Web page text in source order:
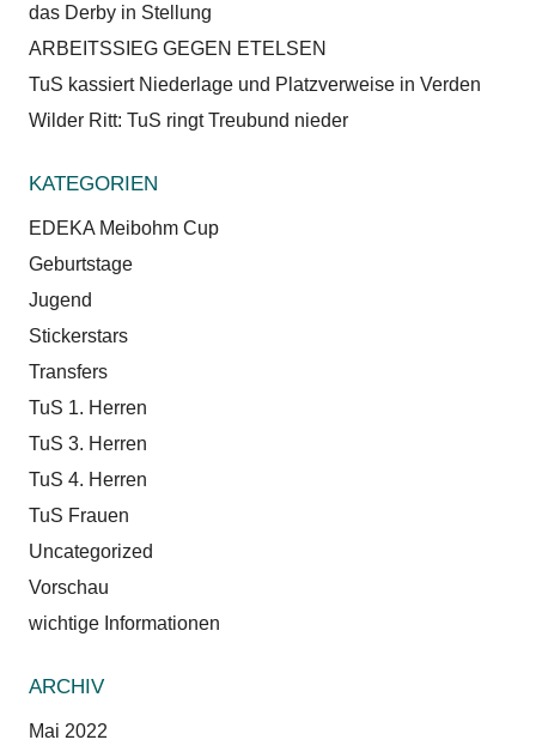
das Derby in Stellung
ARBEITSSIEG GEGEN ETELSEN
TuS kassiert Niederlage und Platzverweise in Verden
Wilder Ritt: TuS ringt Treubund nieder
KATEGORIEN
EDEKA Meibohm Cup
Geburtstage
Jugend
Stickerstars
Transfers
TuS 1. Herren
TuS 3. Herren
TuS 4. Herren
TuS Frauen
Uncategorized
Vorschau
wichtige Informationen
ARCHIV
Mai 2022